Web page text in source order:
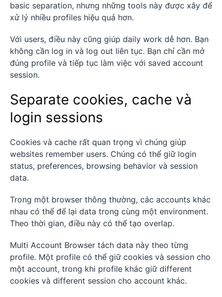
basic separation, nhưng những tools này được xây để
xử lý nhiều profiles hiệu quả hơn.
Với users, điều này cũng giúp daily work dễ hơn. Bạn
không cần log in và log out liên tục. Bạn chỉ cần mở
đúng profile và tiếp tục làm việc với saved account
session.
Separate cookies, cache và
login sessions
Cookies và cache rất quan trọng vì chúng giúp
websites remember users. Chúng có thể giữ login
status, preferences, browsing behavior và session
data.
Trong một browser thông thường, các accounts khác
nhau có thể để lại data trong cùng một environment.
Theo thời gian, điều này có thể tạo overlap.
Multi Account Browser tách data này theo từng
profile. Một profile có thể giữ cookies và session cho
một account, trong khi profile khác giữ different
cookies và different session cho account khác.